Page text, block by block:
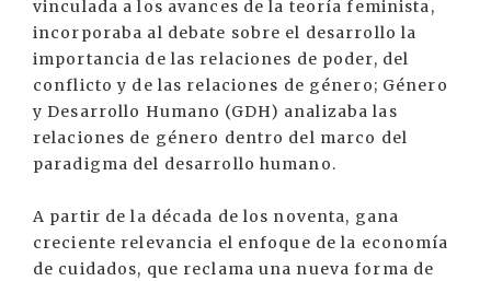
vinculada a los avances de la teoría feminista,
incorporaba al debate sobre el desarrollo la
importancia de las relaciones de poder, del
conflicto y de las relaciones de género; Género
y Desarrollo Humano (GDH) analizaba las
relaciones de género dentro del marco del
paradigma del desarrollo humano.
A partir de la década de los noventa, gana
creciente relevancia el enfoque de la economía
de cuidados, que reclama una nueva forma de